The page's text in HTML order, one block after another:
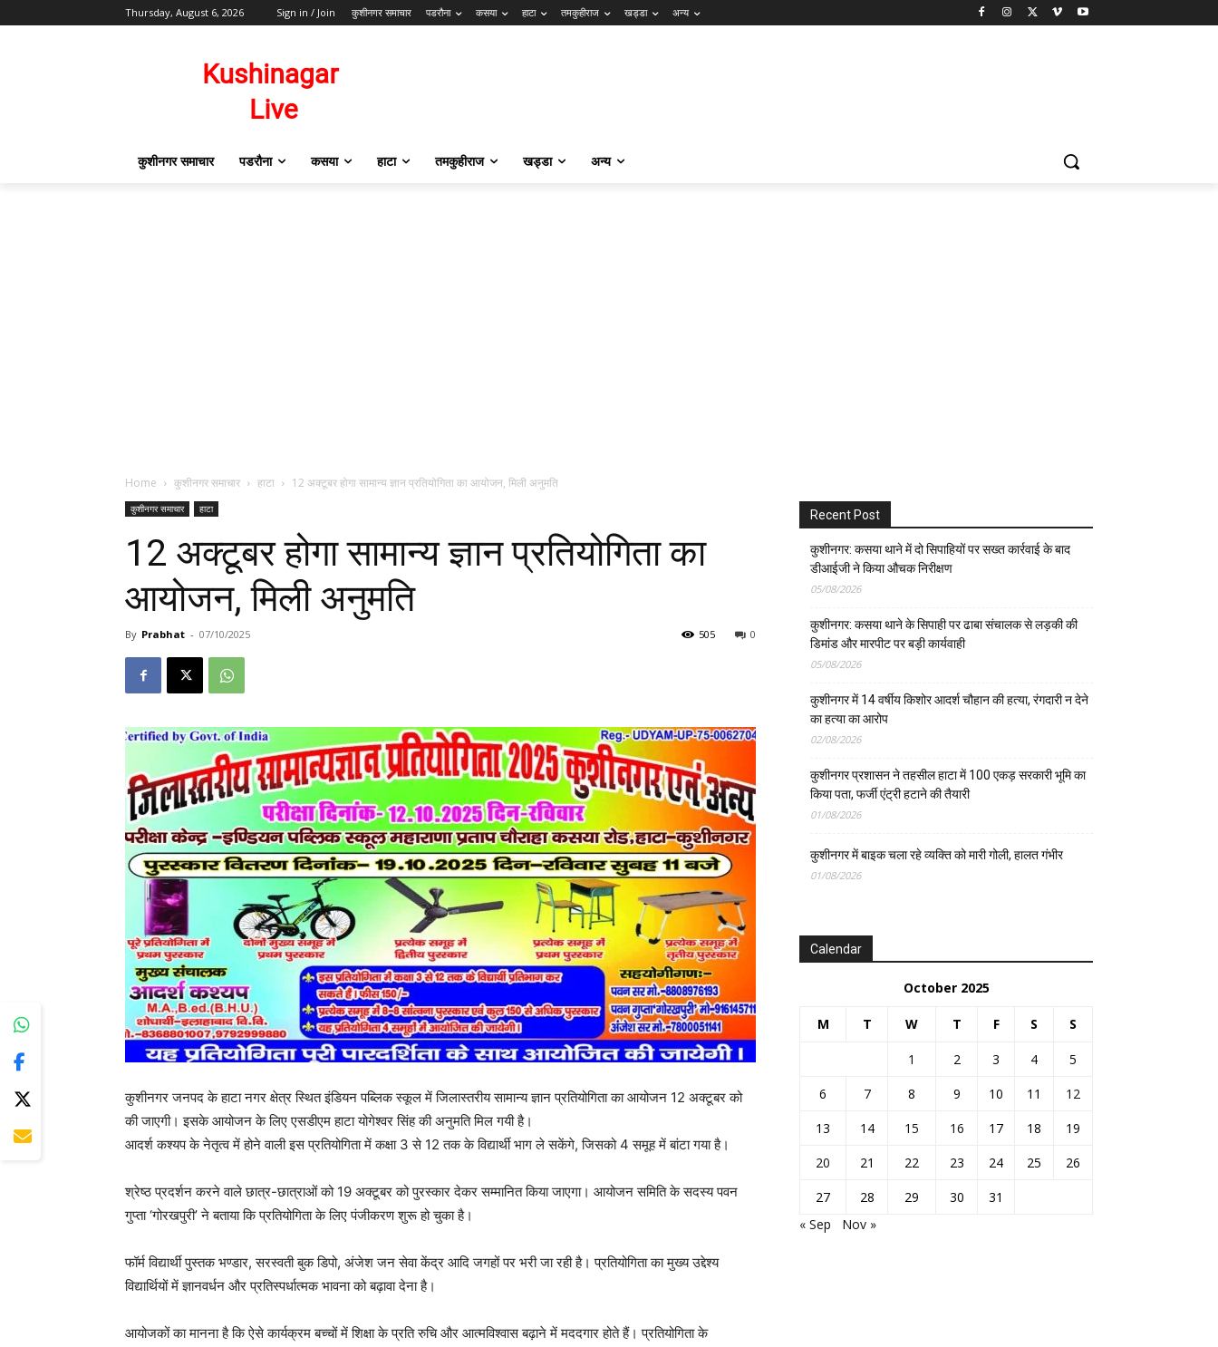
Thursday, August 6, 2026 Sign in / Join कुशीनगर समाचार पडरौना कसया हाटा तमकुहीराज खड्डा अन्य
कुशीनगर समाचार पडरौना कसया हाटा तमकुहीराज खड्डा अन्य
Home कुशीनगर समाचार हाटा 12 अक्टूबर होगा सामान्य ज्ञान प्रतियोगिता का आयोजन, मिली अनुमति
कुशीनगर समाचार हाटा
12 अक्टूबर होगा सामान्य ज्ञान प्रतियोगिता का
आयोजन, मिली अनुमति
By Prabhat - 07/10/2025 0
505
कुशीनगर जनपद के हाटा नगर क्षेत्र स्थित इंडियन पब्लिक स्कूल में जिलास्तरीय सामान्य ज्ञान प्रतियोगिता का आयोजन 12 अक्टूबर को
की जाएगी। इसके आयोजन के लिए एसडीएम हाटा योगेश्वर सिंह की अनुमति मिल गयी है।
आदर्श कश्यप के नेतृत्व में होने वाली इस प्रतियोगिता में कक्षा 3 से 12 तक के विद्यार्थी भाग ले सकेंगे, जिसको 4 समूह में बांटा गया है।
श्रेष्ठ प्रदर्शन करने वाले छात्र-छात्राओं को 19 अक्टूबर को पुरस्कार देकर सम्मानित किया जाएगा। आयोजन समिति के सदस्य पवन
गुप्ता ‘गोरखपुरी’ ने बताया कि प्रतियोगिता के लिए पंजीकरण शुरू हो चुका है।
फॉर्म विद्यार्थी पुस्तक भण्डार, सरस्वती बुक डिपो, अंजेश जन सेवा केंद्र आदि जगहों पर भरी जा रही है। प्रतियोगिता का मुख्य उद्देश्य
विद्यार्थियों में ज्ञानवर्धन और प्रतिस्पर्धात्मक भावना को बढ़ावा देना है।
आयोजकों का मानना है कि ऐसे कार्यक्रम बच्चों में शिक्षा के प्रति रुचि और आत्मविश्वास बढ़ाने में मददगार होते हैं। प्रतियोगिता के
Recent Post
कुशीनगर: कसया थाने में दो सिपाहियों पर सख्त कार्रवाई के बाद
डीआईजी ने किया औचक निरीक्षण
05/08/2026
कुशीनगर: कसया थाने के सिपाही पर ढाबा संचालक से लड़की की
डिमांड और मारपीट पर बड़ी कार्यवाही
05/08/2026
कुशीनगर में 14 वर्षीय किशोर आदर्श चौहान की हत्या, रंगदारी न देने
का हत्या का आरोप
02/08/2026
कुशीनगर प्रशासन ने तहसील हाटा में 100 एकड़ सरकारी भूमि का
किया पता, फर्जी एंट्री हटाने की तैयारी
01/08/2026
कुशीनगर में बाइक चला रहे व्यक्ति को मारी गोली, हालत गंभीर
01/08/2026
Calendar
October 2025
M T W T F S S
1 2 3 4
5
6
7 8 9 10 11
12
13
14 15 16 17 18
19
20
21 22 23 24 25
26
27
28 29 30
31
« Sep
Nov »